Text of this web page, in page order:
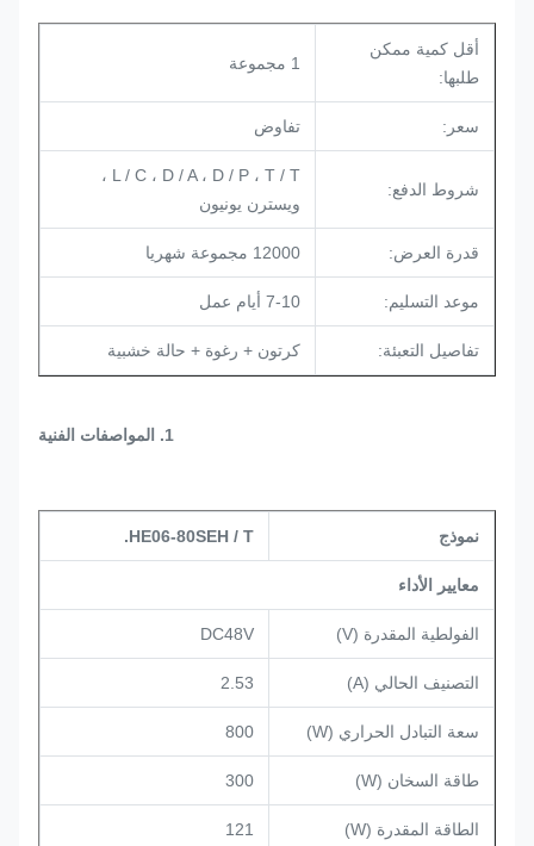
أقل كمية ممكن
طلبها:
1 مجموعة
سعر: تفاوض
شروط الدفع:
L / C ، D / A ، D / P ، T / T ،
ويسترن يونيون
قدرة العرض: 12000 مجموعة شهريا
موعد التسليم: 7-10 أيام عمل
تفاصيل التعبئة: كرتون + رغوة + حالة خشبية
1. المواصفات الفنية
نموذج HE06-80SEH / T.
معايير الأداء
الفولطية المقدرة (V) DC48V
التصنيف الحالي (A) 2.53
سعة التبادل الحراري (W) 800
طاقة السخان (W) 300
الطاقة المقدرة (W) 121